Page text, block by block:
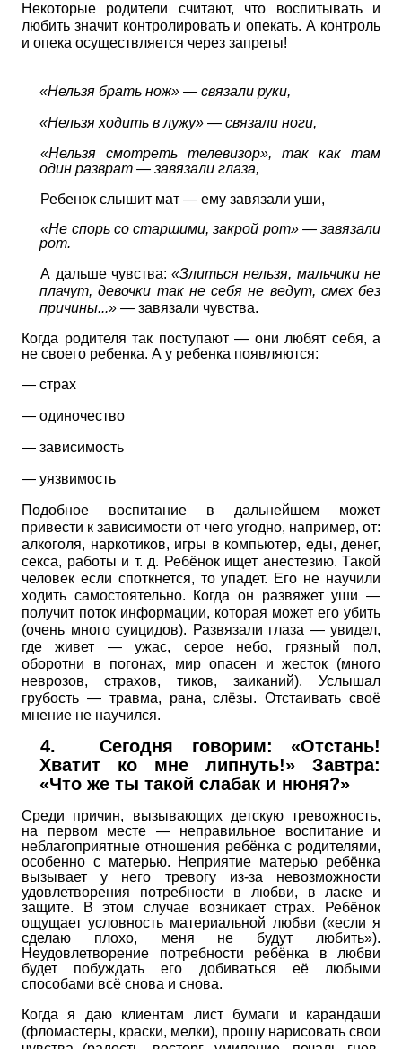
Некоторые родители считают, что воспитывать и
любить значит контролировать и опекать. А контроль
и опека осуществляется через запреты!
«Нельзя брать нож» — связали руки,
«Нельзя ходить в лужу» — связали ноги,
«Нельзя смотреть телевизор», так как там
один разврат — завязали глаза,
Ребенок слышит мат — ему завязали уши,
«Не спорь со старшими, закрой рот» — завязали
рот.
А дальше чувства:«Злиться нельзя, мальчики не
плачут, девочки так не себя не ведут, смех без
причины...» — завязали чувства.
Когда родителя так поступают — они любят себя, а
не своего ребенка. А у ребенка появляются:
— страх
— одиночество
— зависимость
— уязвимость
Подобное воспитание в дальнейшем может
привести к зависимости от чего угодно, например, от:
алкоголя, наркотиков, игры в компьютер, еды, денег,
секса, работы и т. д. Ребёнок ищет анестезию. Такой
человек если споткнется, то упадет. Его не научили
ходить самостоятельно. Когда он развяжет уши —
получит поток информации, которая может его убить
(очень много суицидов). Развязали глаза — увидел,
где живет — ужас, серое небо, грязный пол,
оборотни в погонах, мир опасен и жесток (много
неврозов, страхов, тиков, заиканий). Услышал
грубость — травма, рана, слёзы. Отстаивать своё
мнение не научился.
4.
Сегодня говорим: «Отстань!
Хватит ко мне липнуть!» Завтра:
«Что же ты такой слабак и нюня?»
Среди причин, вызывающих детскую тревожность,
на первом месте — неправильное воспитание и
неблагоприятные отношения ребёнка с родителями,
особенно с матерью. Неприятие матерью ребёнка
вызывает у него тревогу из-за невозможности
удовлетворения потребности в любви, в ласке и
защите. В этом случае возникает страх. Ребёнок
ощущает условность материальной любви («если я
сделаю плохо, меня не будут любить»).
Неудовлетворение потребности ребёнка в любви
будет побуждать его добиваться её любыми
способами всё снова и снова.
Когда я даю клиентам лист бумаги и карандаши
(фломастеры, краски, мелки), прошу нарисовать свои